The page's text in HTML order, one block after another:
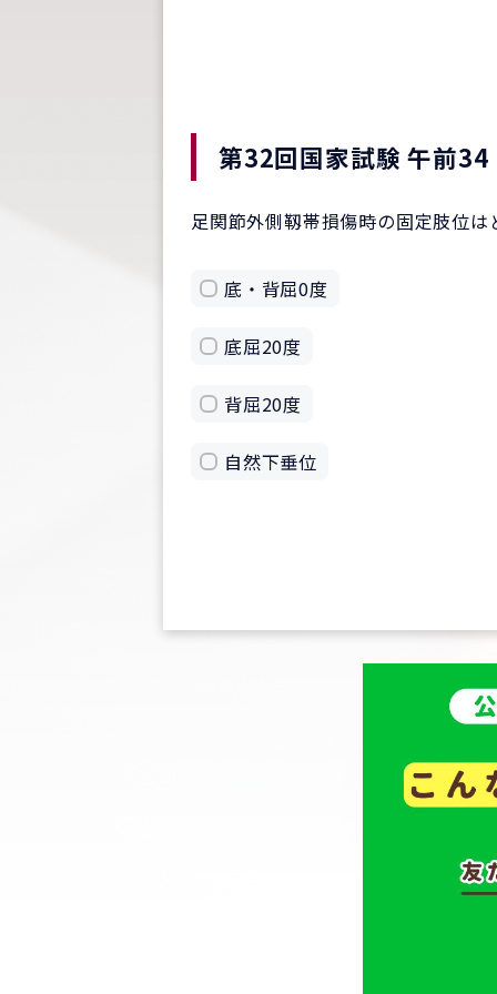
第32回国家試験 午前34
足関節外側靱帯損傷時の固定肢位は
底・背屈0度
底屈20度
背屈20度
自然下垂位